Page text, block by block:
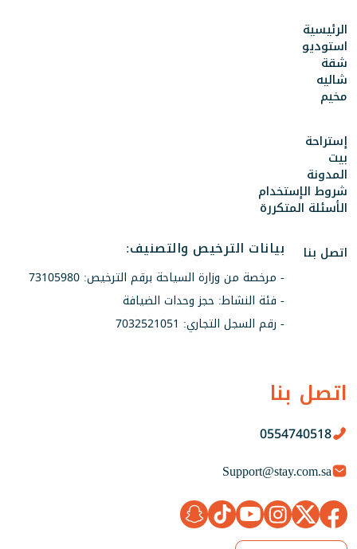
اتصل بنا
0554740518
Support@stay.com.sa
الرئيسية
استوديو
شقة
شاليه
مخيم
إستراحة
بيت
المدونة
شروط الإستخدام
الأسئلة المتكررة
اتصل بنا
بيانات الترخيص والتصنيف:
- مرخصة من وزارة السياحة برقم الترخيص: 73105980
- فئة النشاط: حجز وحدات الضيافة
- رقم السجل التجاري: 7032521051